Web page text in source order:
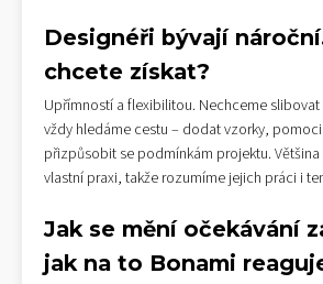
Designéři bývají
chcete získat?
Upřímností a flexibilitou. Nechceme
vždy hledáme cestu – dodat vzorky,
přizpůsobit se podmínkám projektu.
vlastní praxi, takže rozumíme jejich práci i
Jak se mění očekávání
jak na to Bonami